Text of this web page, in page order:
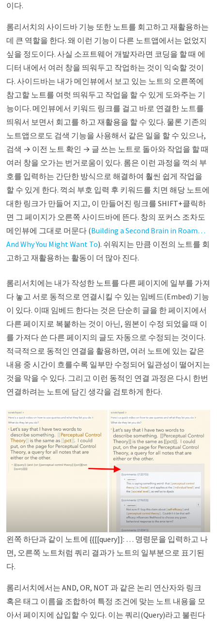
이다.
롬리서치의 사이드바 기능 또한 노트를 회고하고 재활용하는
데 큰 역할을 한다. 왜 이런 기능이 다른 노트앱에서는 없었지
싶을 정도이다. 사실 소프트웨어 개발자라면 코딩을 할 때 에
디터 내에서 여러 창을 띄워두고 작업하는 것이 익숙할 것이
다. 사이드바는 내가 메인뷰에서 보고 있는 노트의 오른쪽에
참고할 노트를 여럿 띄워두고 작업을 할 수 있게 도와주는 기
능이다. 메인뷰에서 키워드 링크를 걸고 바로 연결한 노트를
띄워서 보면서 회고를 하고 재활용을 할 수 있다. 물론 기존의
노트앱으로도 검색 기능을 사용해서 같은 일을 할 수 있으나,
검색 → 이전 노트 확인 → 글 쓰는 노트로 돌아와 작업을 할 때
여러 창을 오가는 번거로움이 있다. 롬은 이런 과정을 꺽쇠 부
호를 입력하는 간단한 방식으로 해결하여 훨씬 쉽게 작업을
할 수 있게 한다. 꺽쇠 부호 입력 후 키워드를 치면 해당 노트에
대한 링크가 만들어 지고, 이 만들어진 링크를 SHIFT+클릭하
면 그 페이지가 오른쪽 사이드바에 뜬다. 창의 포커스 조차도
메인뷰에 그대로 머문다 (Building a Second Brain in Roam…
And Why You Might Want To). 쉬워지는 만큼 이전의 노트를 회
고하고 재활용하는 활동이 더 많아 진다.
롬리서치에는 내가 작성한 노트를 다른 페이지에 일부를 가져
다 놓고 서로 동적으로 연결시킬 수 있는 임베드(Embed) 기능
이 있다. 이때 임베드 한다는 것은 단순히 글을 한 페이지에서
다른 페이지로 복붙하는 것이 아닌, 원본이 수정 되었을 때 이
를 가져다 쓴 다른 페이지의 글도 자동으로 수정되는 것이다.
적극적으로 동적인 연결을 활용하면, 여러 노트에 있는 같은
내용 중 시간이 흐를수록 일부만 수정되어 일관성이 떨어지는
것을 막을 수 있다. 그리고 이런 동적인 연결 과정은 다시 한번
연결하려는 노트에 담긴 생각을 검토하게 한다.
왼쪽 하단과 같이 노트에 {{[[query]]: … 명령문을 입력하고 나
면, 오른쪽 노트처럼 쿼리 결과가 노트의 일부분으로 표기된
다.
롬리서치에서는 AND, OR, NOT 과 같은 논리 연산자와 링크
혹은 태그 이름을 조합하여 특정 조건에 맞는 노트 내용을 모
아서 페이지에 삽입할 수 있다. 이는 쿼리(Query)라고 불린다